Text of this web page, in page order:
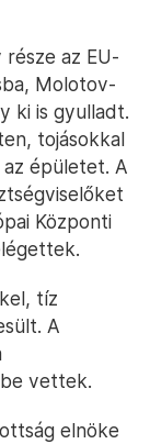
az EU-
Molotov-
ki is gyulladt.
tojásokkal
épületet. A
Központi
tíz
A
vettek.
elnöke